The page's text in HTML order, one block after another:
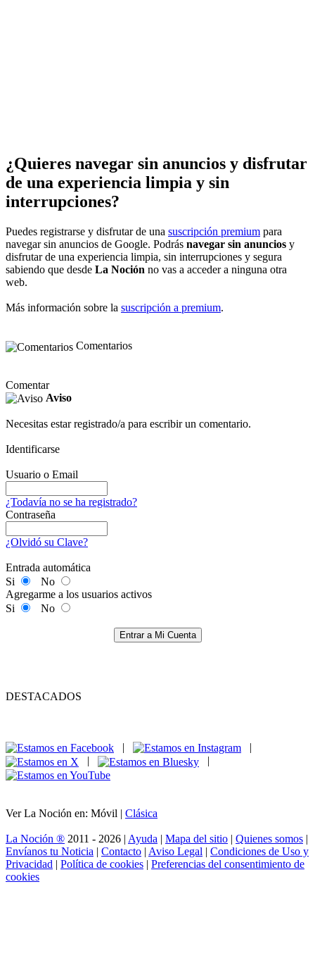
¿Quieres navegar sin anuncios y disfrutar
de una experiencia limpia y sin
interrupciones?
Puedes registrarse y disfrutar de una suscripción premium para
navegar sin anuncios de Google. Podrás navegar sin anuncios y
disfrutar de una experiencia limpia, sin interrupciones y segura
sabiendo que desde La Noción no vas a acceder a ninguna otra
web.
Más información sobre la suscripción a premium.
Comentarios
Comentar
Aviso
Necesitas estar registrado/a para escribir un comentario.
Identificarse
Usuario o Email
¿Todavía no se ha registrado?
Contraseña
¿Olvidó su Clave?
Entrada automática
Si
No
Agregarme a los usuarios activos
Si
No
Entrar a Mi Cuenta
DESTACADOS
|
|
|
|
Ver La Noción en: Móvil | Clásica
La Noción ® 2011 - 2026 | Ayuda | Mapa del sitio | Quienes somos |
Envíanos tu Noticia | Contacto | Aviso Legal | Condiciones de Uso y
Privacidad | Política de cookies | Preferencias del consentimiento de
cookies